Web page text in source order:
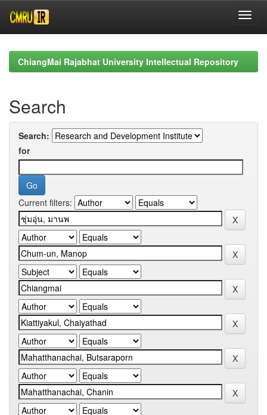
navigationChiangMai Rajabhat University Intellectual Repository
Search
Search:
for
Current filters: